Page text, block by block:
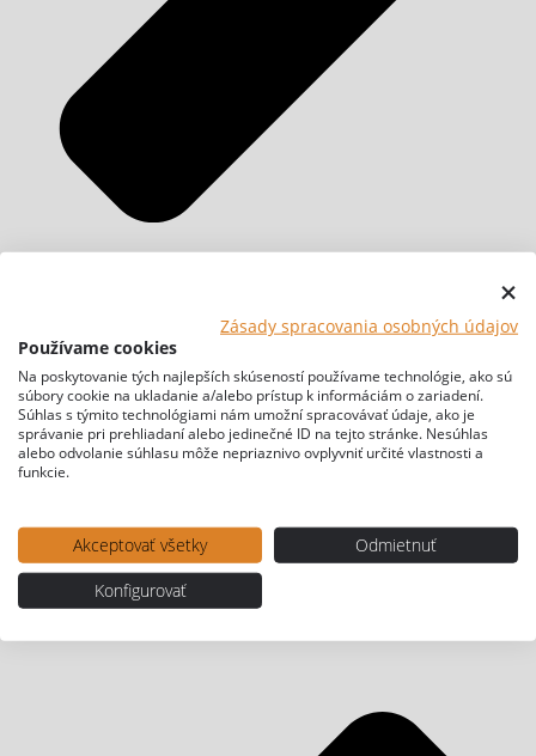
Zásady spracovania osobných údajov
Používame cookies
Na poskytovanie tých najlepších skúseností používame technológie, ako sú
súbory cookie na ukladanie a/alebo prístup k informáciám o zariadení.
Súhlas s týmito technológiami nám umožní spracovávať údaje, ako je
správanie pri prehliadaní alebo jedinečné ID na tejto stránke. Nesúhlas
alebo odvolanie súhlasu môže nepriaznivo ovplyvniť určité vlastnosti a
funkcie.
Akceptovať všetky
Odmietnuť
Konfigurovať